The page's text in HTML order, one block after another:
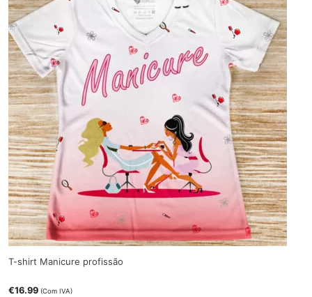
T-shirt Manicure profissão
€16.99 (Com IVA)